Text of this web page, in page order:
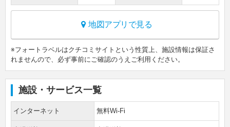
地図アプリで見る
※フォートラベルはクチコミサイトという性質上、施設情報は保証さ
れませんので、必ず事前にご確認のうえご利用ください。
施設・サービス一覧
インターネット 無料Wi-Fi